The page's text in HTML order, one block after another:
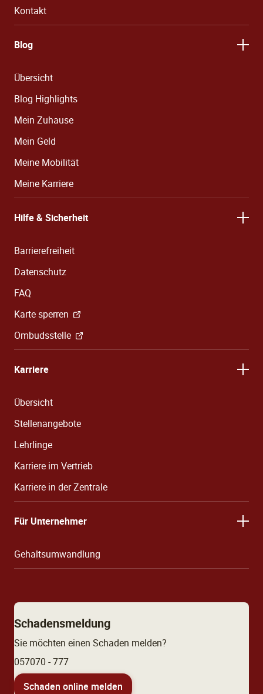
Kontakt
Blog
Übersicht
Blog Highlights
Mein Zuhause
Mein Geld
Meine Mobilität
Meine Karriere
Hilfe & Sicherheit
Barrierefreiheit
Datenschutz
FAQ
Karte sperren
Ombudsstelle
Karriere
Übersicht
Stellenangebote
Lehrlinge
Karriere im Vertrieb
Karriere in der Zentrale
Für Unternehmer
Gehaltsumwandlung
Schadensmeldung
Sie möchten einen Schaden melden?
057070 - 777
Schaden online melden